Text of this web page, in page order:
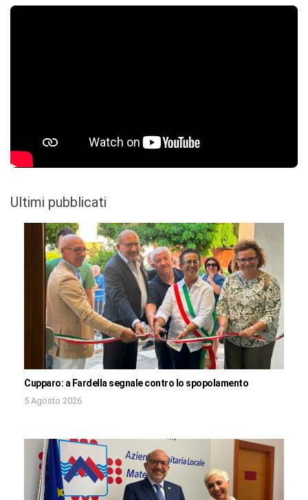
Ultimi pubblicati
Cupparo: a Fardella segnale contro lo spopolamento
5 Agosto 2026